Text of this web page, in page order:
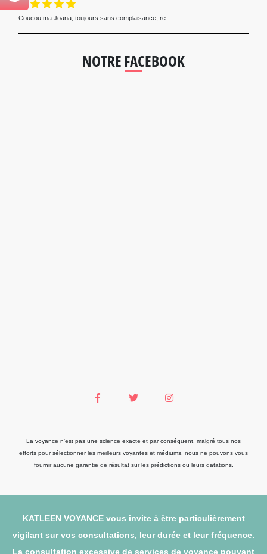
Coucou ma Joana, toujours sans complaisance, re...
NOTRE FACEBOOK
La voyance n'est pas une science exacte et par conséquent, malgré tous nos
efforts pour sélectionner les meilleurs voyantes et médiums, nous ne pouvons vous
fournir aucune garantie de résultat sur les prédictions ou leurs datations.
KATLEEN VOYANCE vous invite à être particulièrement
vigilant sur vos consultations, leur durée et leur fréquence.
La consultation excessive de services de voyance pouvant